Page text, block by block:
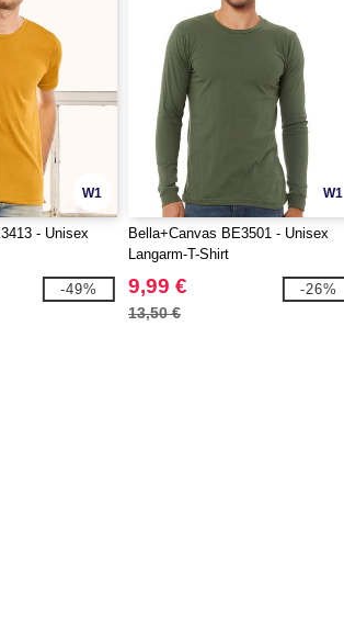
W1
- Unisex
-49%
W1
Bella+Canvas BE3501 - Unisex
Langarm-T-Shirt
9,99 €
13,50 €
-26%